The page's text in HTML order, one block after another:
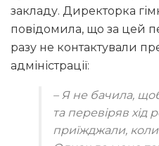
закладу. Директорка
повідомила, що за цей
разу не контактували
адміністрації:
– Я не бачила,
та перевіряв хід
приїжджали,